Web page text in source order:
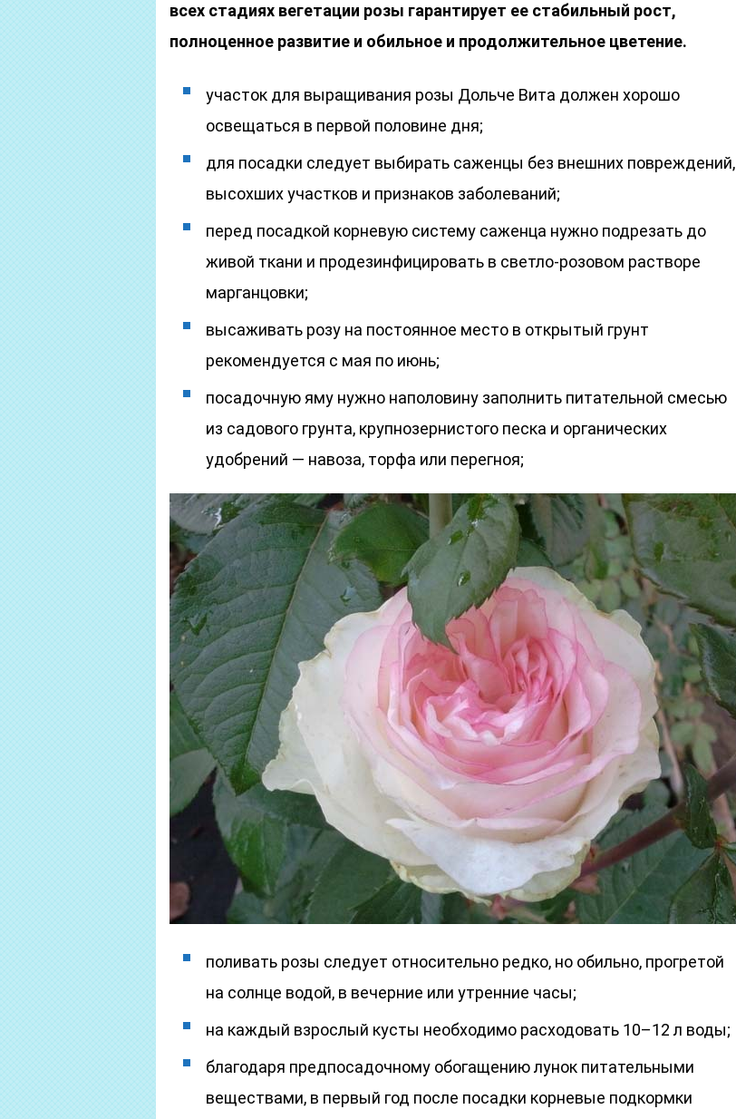
всех стадиях вегетации розы гарантирует ее стабильный рост,
полноценное развитие и обильное и продолжительное цветение.
участок для выращивания розы Дольче Вита должен хорошо
освещаться в первой половине дня;
для посадки следует выбирать саженцы без внешних повреждений,
высохших участков и признаков заболеваний;
перед посадкой корневую систему саженца нужно подрезать до
живой ткани и продезинфицировать в светло-розовом растворе
марганцовки;
высаживать розу на постоянное место в открытый грунт
рекомендуется с мая по июнь;
посадочную яму нужно наполовину заполнить питательной смесью
из садового грунта, крупнозернистого песка и органических
удобрений — навоза, торфа или перегноя;
поливать розы следует относительно редко, но обильно, прогретой
на солнце водой, в вечерние или утренние часы;
на каждый взрослый кусты необходимо расходовать 10–12 л воды;
благодаря предпосадочному обогащению лунок питательными
веществами, в первый год после посадки корневые подкормки